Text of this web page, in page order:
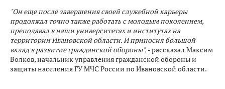
"Он еще после завершения своей служебной карьеры
продолжал точно также работать с молодым поколением,
преподавал в наши университетах и институтах на
территории Ивановской области. И приносил большой
вклад в развитие гражданской обороны", - рассказал Максим
Волков, начальник управления гражданской обороны и
защиты населения ГУ МЧС России по Ивановской области.